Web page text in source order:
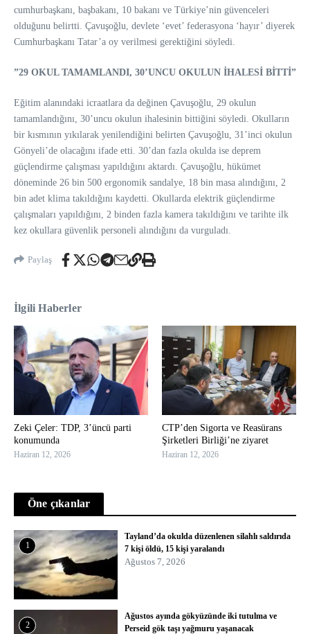
cumhurbaşkanı, başbakanı, 10 bakanı ve Türkiye’nin güvenceleri
olduğunu belirtti. Çavuşoğlu, devlete ‘evet’ federasyona ‘hayır’ diyerek
Cumhurbaşkanı Tatar’a oy verilmesi gerektiğini söyledi.
”29 OKUL TAMAMLANDI, 30’UNCU OKULUN İHALESİ BİTTİ”
Eğitim alanındaki icraatlara da değinen Çavuşoğlu, 29 okulun
tamamlandığını, 30’uncu okulun ihalesinin bittiğini söyledi. Okulların
bir kısmının yıkılarak yenilendiğini belirten Çavuşoğlu, 31’inci okulun
Gönyeli’de olacağını ifade etti. 30’dan fazla okulda ise deprem
güçlendirme çalışması yapıldığını aktardı. Çavuşoğlu, hükümet
döneminde 26 bin 500 ergonomik sandalye, 18 bin masa alındığını, 2
bin adet klima takıldığını kaydetti. Okullarda elektrik güçlendirme
çalışmaları yapıldığını, 2 binden fazla kamera takıldığını ve tarihte ilk
kez okullara güvenlik personeli alındığını da vurguladı.
Paylaş
İlgili Haberler
Zeki Çeler: TDP, 3’üncü parti
konumunda
Haziran 12, 2026
CTP’den Sigorta ve Reasürans
Şirketleri Birliği’ne ziyaret
Haziran 12, 2026
Öne çıkanlar
1
Tayland’da okulda düzenlenen silahlı saldırıda
7 kişi öldü, 15 kişi yaralandı
Ağustos 7, 2026
2
Ağustos ayında gökyüzünde iki tutulma ve
Perseid gök taşı yağmuru yaşanacak